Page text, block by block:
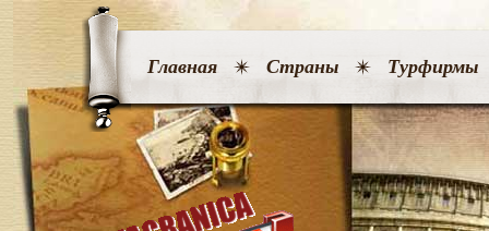
Главная Страны Турфирмы